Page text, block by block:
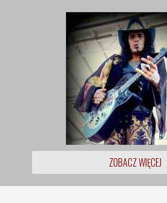
ZOBACZ WIĘCEJ